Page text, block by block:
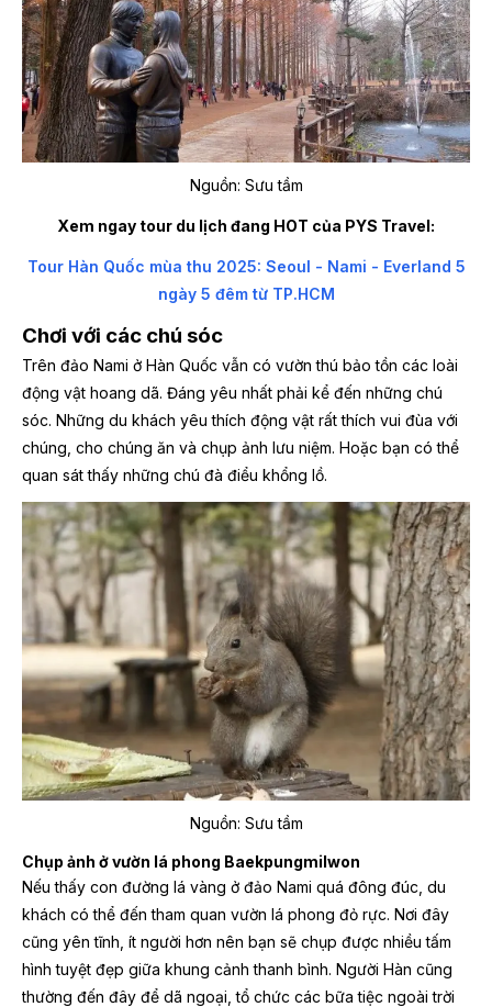
Nguồn: Sưu tầm
Xem ngay tour du lịch đang HOT của PYS Travel:
Tour Hàn Quốc mùa thu 2025: Seoul - Nami - Everland 5
ngày 5 đêm từ TP.HCM
Chơi với các chú sóc
Trên đảo Nami ở Hàn Quốc vẫn có vườn thú bảo tồn các loài
động vật hoang dã. Đáng yêu nhất phải kể đến những chú
sóc. Những du khách yêu thích động vật rất thích vui đùa với
chúng, cho chúng ăn và chụp ảnh lưu niệm. Hoặc bạn có thể
quan sát thấy những chú đà điểu khổng lồ.
Nguồn: Sưu tầm
Chụp ảnh ở vườn lá phong Baekpungmilwon
Nếu thấy con đường lá vàng ở đảo Nami quá đông đúc, du
khách có thể đến tham quan vườn lá phong đỏ rực. Nơi đây
cũng yên tĩnh, ít người hơn nên bạn sẽ chụp được nhiều tấm
hình tuyệt đẹp giữa khung cảnh thanh bình. Người Hàn cũng
thường đến đây để dã ngoại, tổ chức các bữa tiệc ngoài trời